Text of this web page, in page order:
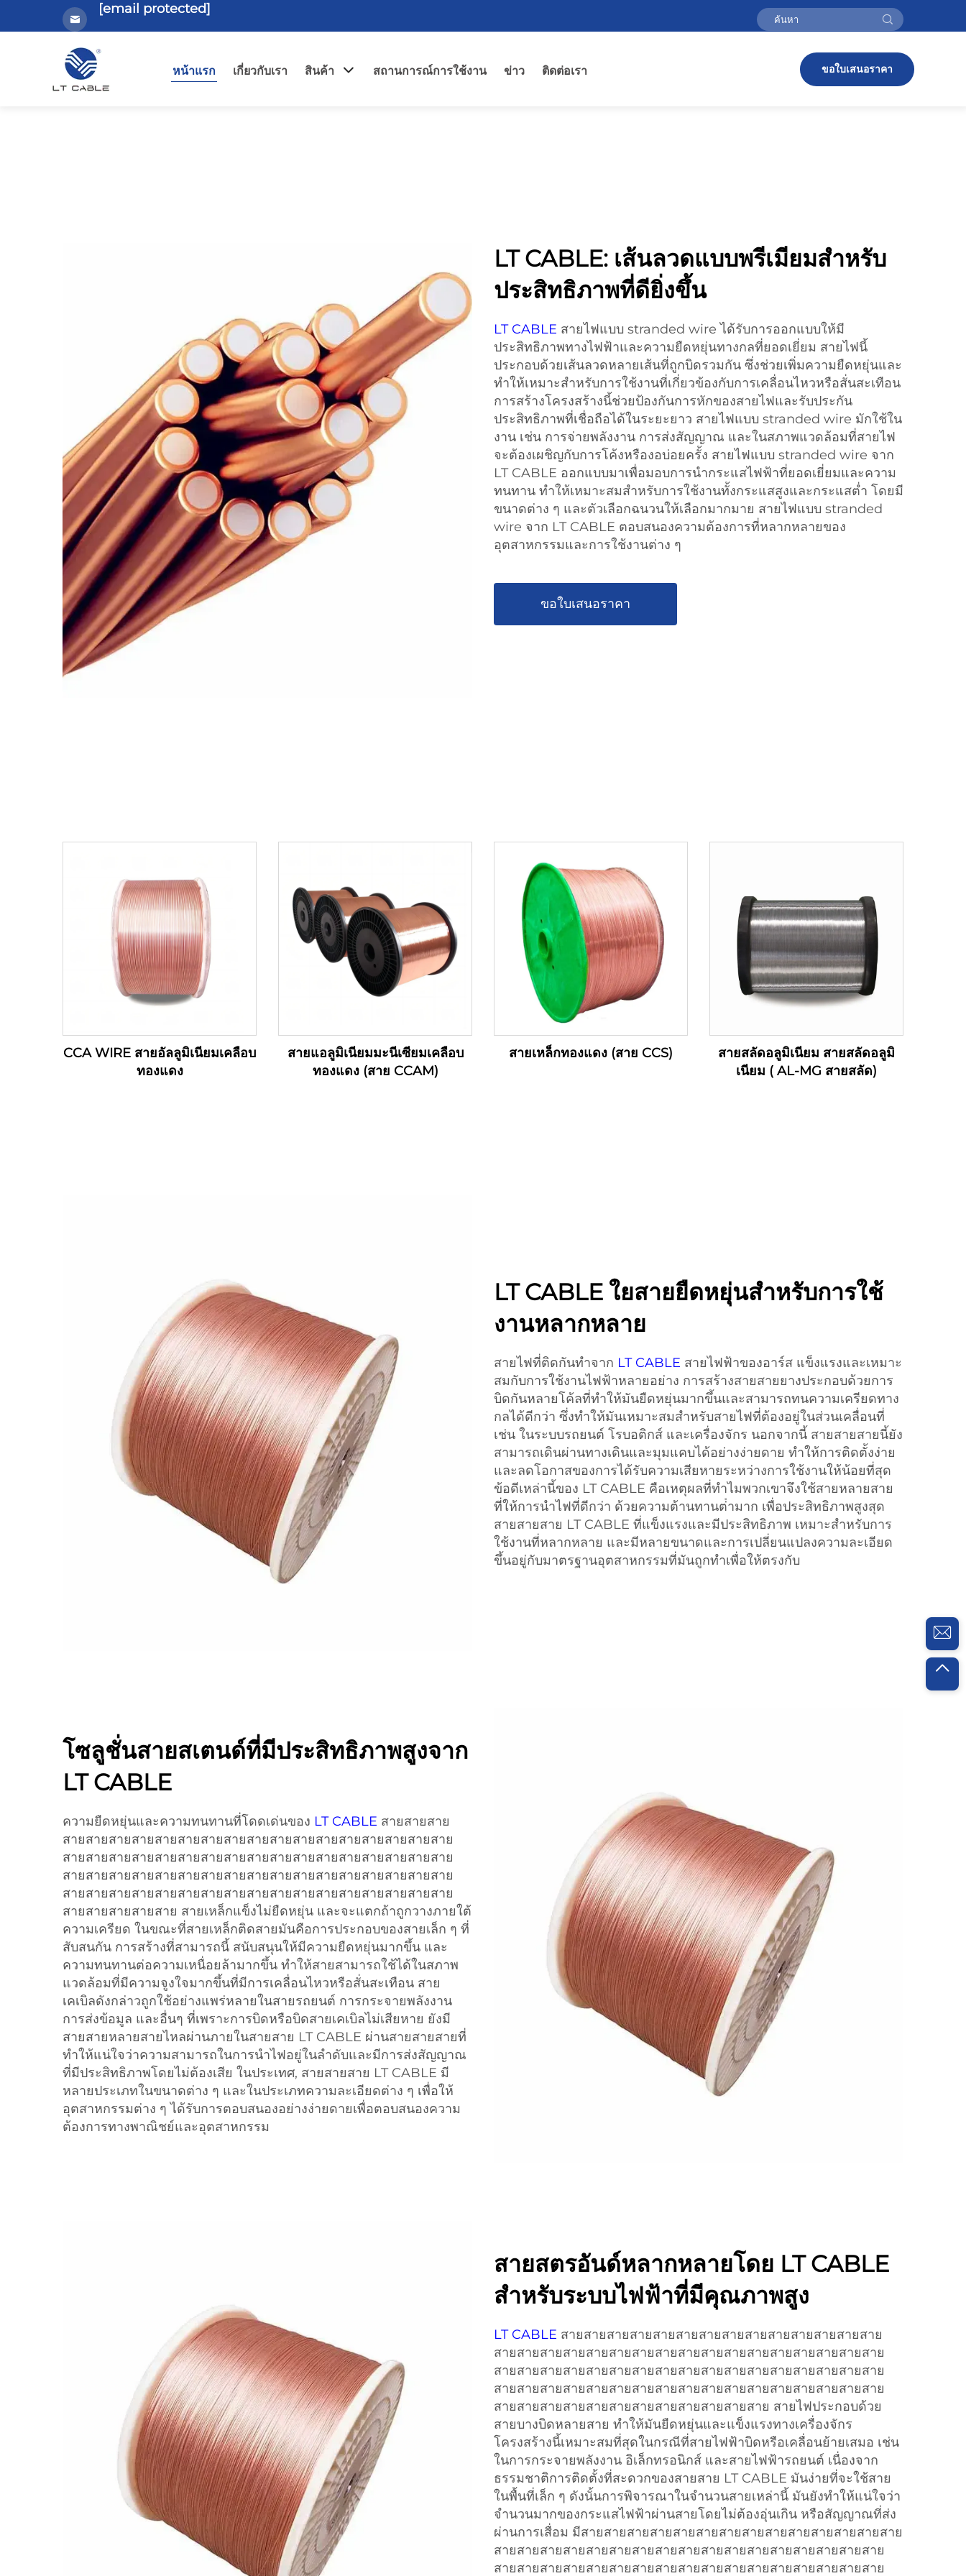
[email protected]
หน้าแรก เกี่ยวกับเรา สินค้า สถานการณ์การใช้งาน ข่าว ติดต่อเรา ขอใบเสนอราคา
LT CABLE: เส้นลวดแบบพรีเมียมสำหรับ
ประสิทธิภาพที่ดียิ่งขึ้น
LT CABLE สายไฟแบบ stranded wire ได้รับการออกแบบให้มี
ประสิทธิภาพทางไฟฟ้าและความยืดหยุ่นทางกลที่ยอดเยี่ยม สายไฟนี้
ประกอบด้วยเส้นลวดหลายเส้นที่ถูกบิดรวมกัน ซึ่งช่วยเพิ่มความยืดหยุ่นและ
ทำให้เหมาะสำหรับการใช้งานที่เกี่ยวข้องกับการเคลื่อนไหวหรือสั่นสะเทือน
การสร้างโครงสร้างนี้ช่วยป้องกันการหักของสายไฟและรับประกัน
ประสิทธิภาพที่เชื่อถือได้ในระยะยาว สายไฟแบบ stranded wire มักใช้ใน
งาน เช่น การจ่ายพลังงาน การส่งสัญญาณ และในสภาพแวดล้อมที่สายไฟ
จะต้องเผชิญกับการโค้งหรืองอบ่อยครั้ง สายไฟแบบ stranded wire จาก
LT CABLE ออกแบบมาเพื่อมอบการนำกระแสไฟฟ้าที่ยอดเยี่ยมและความ
ทนทาน ทำให้เหมาะสมสำหรับการใช้งานทั้งกระแสสูงและกระแสต่ำ โดยมี
ขนาดต่าง ๆ และตัวเลือกฉนวนให้เลือกมากมาย สายไฟแบบ stranded
wire จาก LT CABLE ตอบสนองความต้องการที่หลากหลายของ
อุตสาหกรรมและการใช้งานต่าง ๆ
ขอใบเสนอราคา
CCA WIRE สายอัลลูมิเนียมเคลือบ
ทองแดง
สายแอลูมิเนียมมะนีเซียมเคลือบ
ทองแดง (สาย CCAM)
สายเหล็กทองแดง (สาย CCS)
สายสลัดอลูมิเนียม สายสลัดอลูมิ
เนียม ( AL-MG สายสลัด)
LT CABLE ใยสายยืดหยุ่นสําหรับการใช้
งานหลากหลาย
สายไฟที่ติดกันทําจาก LT CABLE สายไฟฟ้าของอาร์ส แข็งแรงและเหมาะ
สมกับการใช้งานไฟฟ้าหลายอย่าง การสร้างสายสายยางประกอบด้วยการ
บิดกันหลายโค้ลที่ทําให้มันยืดหยุ่นมากขึ้นและสามารถทนความเครียดทาง
กลได้ดีกว่า ซึ่งทําให้มันเหมาะสมสําหรับสายไฟที่ต้องอยู่ในส่วนเคลื่อนที่
เช่น ในระบบรถยนต์ โรบอติกส์ และเครื่องจักร นอกจากนี้ สายสายสายนี้ยัง
สามารถเดินผ่านทางเดินและมุมแคบได้อย่างง่ายดาย ทําให้การติดตั้งง่าย
และลดโอกาสของการได้รับความเสียหายระหว่างการใช้งานให้น้อยที่สุด
ข้อดีเหล่านี้ของ LT CABLE คือเหตุผลที่ทําไมพวกเขาจึงใช้สายหลายสาย
ที่ให้การนําไฟที่ดีกว่า ด้วยความต้านทานต่ํามาก เพื่อประสิทธิภาพสูงสุด
สายสายสาย LT CABLE ที่แข็งแรงและมีประสิทธิภาพ เหมาะสําหรับการ
ใช้งานที่หลากหลาย และมีหลายขนาดและการเปลี่ยนแปลงความละเอียด
ขึ้นอยู่กับมาตรฐานอุตสาหกรรมที่มันถูกทําเพื่อให้ตรงกับ
โซลูชั่นสายสเตนด์ที่มีประสิทธิภาพสูงจาก
LT CABLE
ความยืดหยุ่นและความทนทานที่โดดเด่นของ LT CABLE สายสายสาย
สายสายสายสายสายสายสายสายสายสายสายสายสายสายสายสายสาย
สายสายสายสายสายสายสายสายสายสายสายสายสายสายสายสายสาย
สายสายสายสายสายสายสายสายสายสายสายสายสายสายสายสายสาย
สายสายสายสายสายสายสายสายสายสายสายสายสายสายสายสายสาย
สายสายสายสายสาย สายเหล็กแข็งไม่ยืดหยุ่น และจะแตกถ้าถูกวางภายใต้
ความเครียด ในขณะที่สายเหล็กติดสายมันคือการประกอบของสายเล็ก ๆ ที่
สับสนกัน การสร้างที่สามารถนี้ สนับสนุนให้มีความยืดหยุ่นมากขึ้น และ
ความทนทานต่อความเหนื่อยล้ามากขึ้น ทําให้สายสามารถใช้ได้ในสภาพ
แวดล้อมที่มีความจูงใจมากขึ้นที่มีการเคลื่อนไหวหรือสั่นสะเทือน สาย
เคเบิลดังกล่าวถูกใช้อย่างแพร่หลายในสายรถยนต์ การกระจายพลังงาน
การส่งข้อมูล และอื่นๆ ที่เพราะการบิดหรือบิดสายเคเบิลไม่เสียหาย ยังมี
สายสายหลายสายไหลผ่านภายในสายสาย LT CABLE ผ่านสายสายสายที่
ทําให้แน่ใจว่าความสามารถในการนําไฟอยู่ในลําดับและมีการส่งสัญญาณ
ที่มีประสิทธิภาพโดยไม่ต้องเสีย ในประเทศ, สายสายสาย LT CABLE มี
หลายประเภทในขนาดต่าง ๆ และในประเภทความละเอียดต่าง ๆ เพื่อให้
อุตสาหกรรมต่าง ๆ ได้รับการตอบสนองอย่างง่ายดายเพื่อตอบสนองความ
ต้องการทางพาณิชย์และอุตสาหกรรม
สายสตรอันด์หลากหลายโดย LT CABLE
สําหรับระบบไฟฟ้าที่มีคุณภาพสูง
LT CABLE สายสายสายสายสายสายสายสายสายสายสายสายสายสาย
สายสายสายสายสายสายสายสายสายสายสายสายสายสายสายสายสาย
สายสายสายสายสายสายสายสายสายสายสายสายสายสายสายสายสาย
สายสายสายสายสายสายสายสายสายสายสายสายสายสายสายสายสาย
สายสายสายสายสายสายสายสายสายสายสายสาย สายไฟประกอบด้วย
สายบางบิดหลายสาย ทําให้มันยืดหยุ่นและแข็งแรงทางเครื่องจักร
โครงสร้างนี้เหมาะสมที่สุดในกรณีที่สายไฟฟ้าบิดหรือเคลื่อนย้ายเสมอ เช่น
ในการกระจายพลังงาน อิเล็กทรอนิกส์ และสายไฟฟ้ารถยนต์ เนื่องจาก
ธรรมชาติการติดตั้งที่สะดวกของสายสาย LT CABLE มันง่ายที่จะใช้สาย
ในพื้นที่เล็ก ๆ ดังนั้นการพิจารณาในจํานวนสายเหล่านี้ มันยังทําให้แน่ใจว่า
จํานวนมากของกระแสไฟฟ้าผ่านสายโดยไม่ต้องอุ่นเกิน หรือสัญญาณที่ส่ง
ผ่านการเสื่อม มีสายสายสายสายสายสายสายสายสายสายสายสายสายสาย
สายสายสายสายสายสายสายสายสายสายสายสายสายสายสายสายสาย
สายสายสายสายสายสายสายสายสายสายสายสายสายสายสายสายสาย